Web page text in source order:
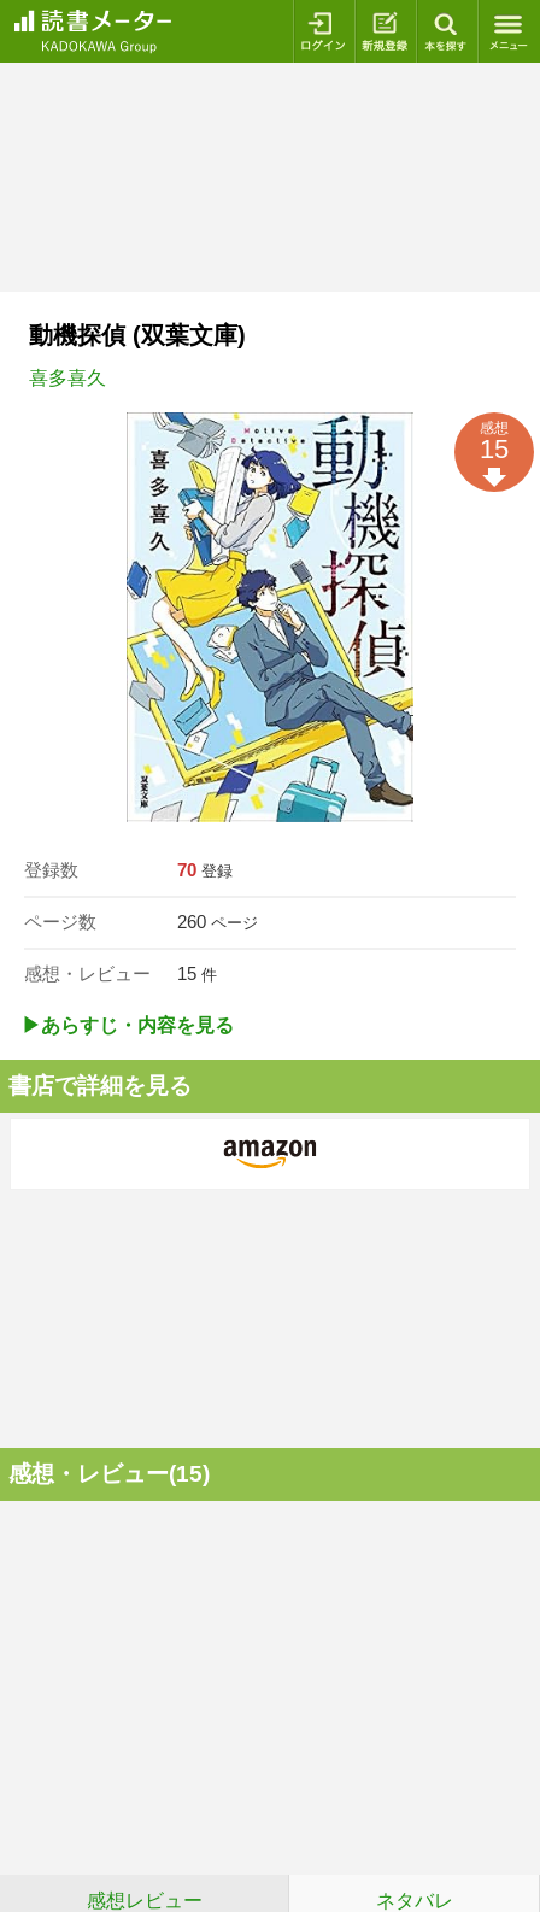
ログイン 新規登録
動機探偵 (双葉文庫)
喜多喜久
登録数 70 登録
ページ数 260 ページ
感想・レビュー 15 件
感想
15
▶︎あらすじ・内容を見る
書店で詳細を見る
感想・レビュー(15)
感想レビュー ネタバレ